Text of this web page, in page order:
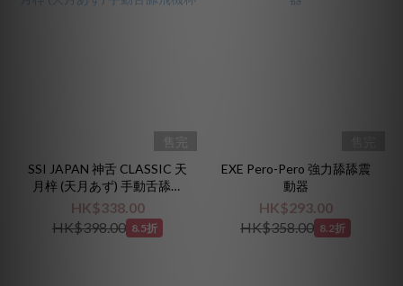
售完
SSI JAPAN 神舌 CLASSIC 天
月梓 (天月あず) 手動舌舔飛
機杯
HK$338.00
HK$398.00 8.5折
EXE Pero-Pero 強力舔舔震
動器
HK$293.00
HK$358.00 8.2折